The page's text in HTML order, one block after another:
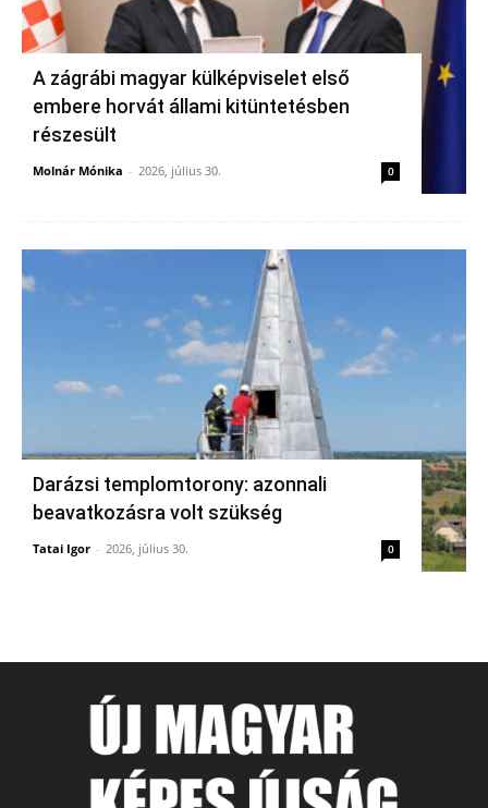
A zágrábi magyar külképviselet első
embere horvát állami kitüntetésben
részesült
Molnár Mónika - 2026, július 30. 0
Darázsi templomtorony: azonnali
beavatkozásra volt szükség
Tatai Igor - 2026, július 30. 0